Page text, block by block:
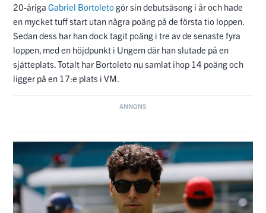
20-åriga Gabriel Bortoletogör sin debutsäsong i år och hade
en mycket tuff start utan några poäng på de första tio loppen.
Sedan dess har han dock tagit poäng i tre av de senaste fyra
loppen, med en höjdpunkt i Ungern där han slutade på en
sjätteplats. Totalt har Bortoleto nu samlat ihop 14 poäng och
ligger på en 17:e plats i VM.